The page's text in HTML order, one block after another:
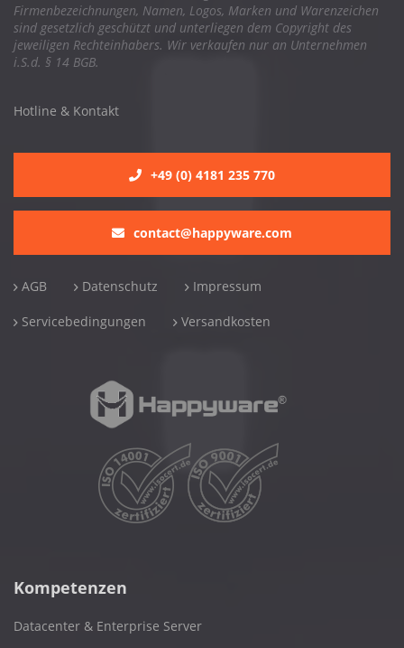
Firmenbezeichnungen, Namen, Logos, Marken und Warenzeichen
sind gesetzlich geschützt und unterliegen dem Copyright des
jeweiligen Rechteinhabers. Wir verkaufen nur an Unternehmen
i.S.d. § 14 BGB.
Hotline & Kontakt
+49 (0) 4181 235 770
contact@happyware.com
AGB Datenschutz Impressum
Servicebedingungen Versandkosten
Kompetenzen
Datacenter & Enterprise Server